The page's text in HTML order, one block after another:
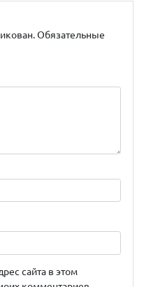
Обязательные
сайта в этом